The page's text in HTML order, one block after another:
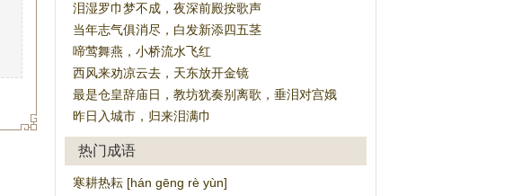
泪湿罗巾梦不成，夜深前殿按歌声
当年志气俱消尽，白发新添四五茎
啼莺舞燕，小桥流水飞红
西风来劝凉云去，天东放开金镜
最是仓皇辞庙日，教坊犹奏别离歌，垂泪对宫娥
昨日入城市，归来泪满巾
热门成语
寒耕热耘 [hán gēng rè yùn]